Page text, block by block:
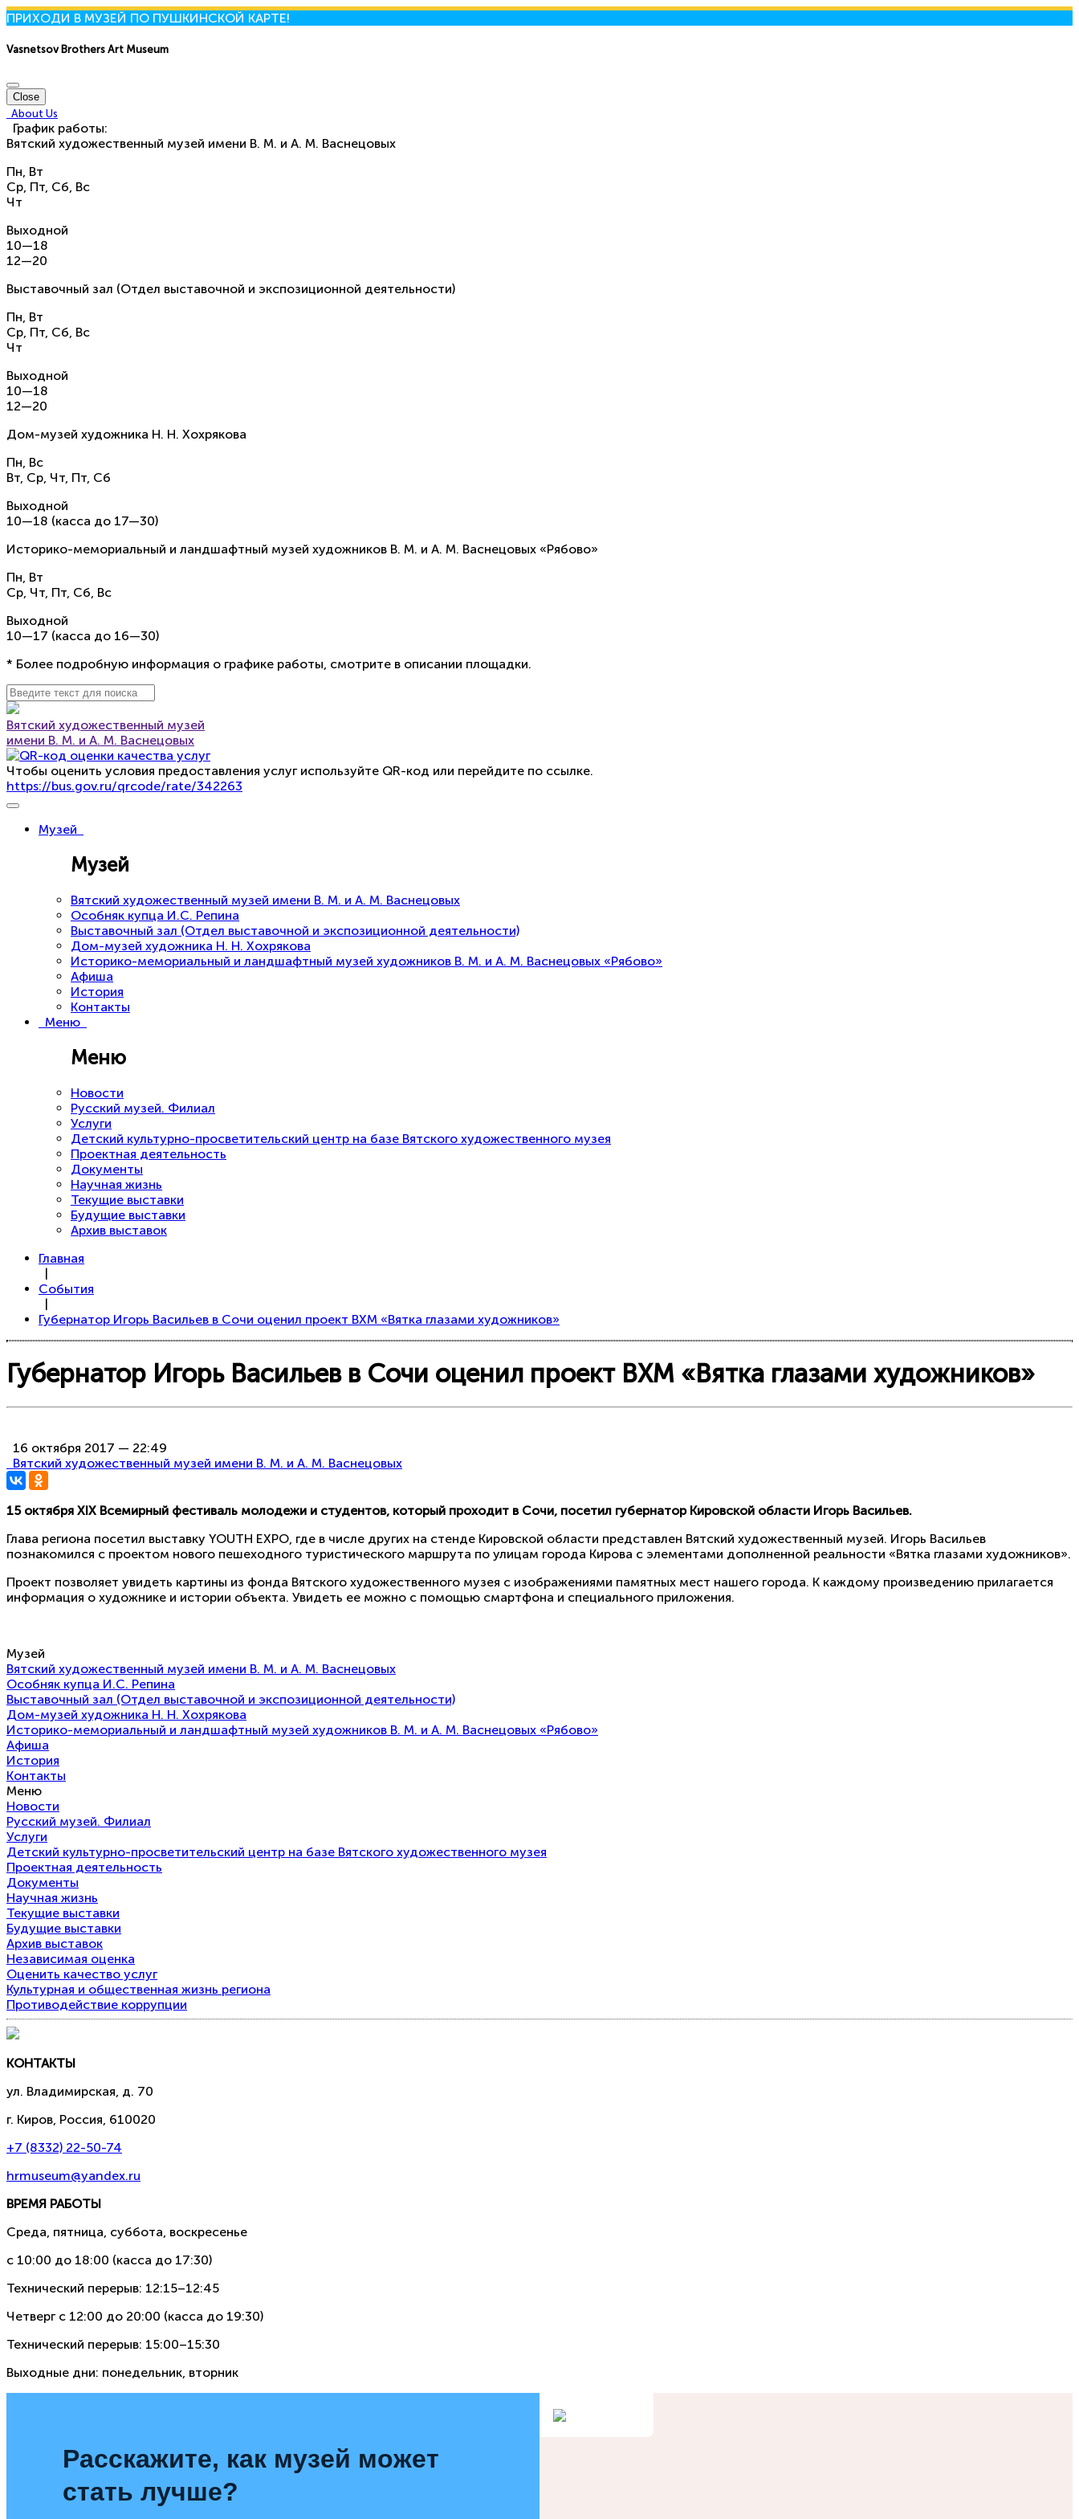
ПРИХОДИ В МУЗЕЙ ПО ПУШКИНСКОЙ КАРТЕ!
Vasnetsov Brothers Art Museum
Close
About Us
График работы:
Вятский художественный музей имени В. М. и А. М. Васнецовых
Пн, Вт
Ср, Пт, Сб, Вс
Чт
Выходной
10—18
12—20
Выставочный зал (Отдел выставочной и экспозиционной деятельности)
Пн, Вт
Ср, Пт, Сб, Вс
Чт
Выходной
10—18
12—20
Дом-музей художника Н. Н. Хохрякова
Пн, Вс
Вт, Ср, Чт, Пт, Сб
Выходной
10—18 (касса до 17—30)
Историко-мемориальный и ландшафтный музей художников В. М. и А. М. Васнецовых «Рябово»
Пн, Вт
Ср, Чт, Пт, Сб, Вс
Выходной
10—17 (касса до 16—30)
* Более подробную информация о графике работы, смотрите в описании площадки.
Вятский художественный музей
имени В. М. и А. М. Васнецовых
Чтобы оценить условия предоставления услуг используйте QR-код или перейдите по ссылке.
https://bus.gov.ru/qrcode/rate/342263
Музей
Музей
Вятский художественный музей имени В. М. и А. М. Васнецовых
Особняк купца И.С. Репина
Выставочный зал (Отдел выставочной и экспозиционной деятельности)
Дом-музей художника Н. Н. Хохрякова
Историко-мемориальный и ландшафтный музей художников В. М. и А. М. Васнецовых «Рябово»
Афиша
История
Контакты
Меню
Меню
Новости
Русский музей. Филиал
Услуги
Детский культурно-просветительский центр на базе Вятского художественного музея
Проектная деятельность
Документы
Научная жизнь
Текущие выставки
Будущие выставки
Архив выставок
Главная
|
События
|
Губернатор Игорь Васильев в Сочи оценил проект ВХМ «Вятка глазами художников»
Губернатор Игорь Васильев в Сочи оценил проект ВХМ «Вятка глазами художников»
16 октября 2017 — 22:49
Вятский художественный музей имени В. М. и А. М. Васнецовых
15 октября XIX Всемирный фестиваль молодежи и студентов, который проходит в Сочи, посетил губернатор Кировской области Игорь Васильев.
Глава региона посетил выставку YOUTH EXPO, где в числе других на стенде Кировской области представлен Вятский художественный музей. Игорь Васильев
познакомился с проектом нового пешеходного туристического маршрута по улицам города Кирова с элементами дополненной реальности «Вятка глазами художников».
Проект позволяет увидеть картины из фонда Вятского художественного музея с изображениями памятных мест нашего города. К каждому произведению прилагается
информация о художнике и истории объекта. Увидеть ее можно с помощью смартфона и специального приложения.
Музей
Вятский художественный музей имени В. М. и А. М. Васнецовых
Особняк купца И.С. Репина
Выставочный зал (Отдел выставочной и экспозиционной деятельности)
Дом-музей художника Н. Н. Хохрякова
Историко-мемориальный и ландшафтный музей художников В. М. и А. М. Васнецовых «Рябово»
Афиша
История
Контакты
Меню
Новости
Русский музей. Филиал
Услуги
Детский культурно-просветительский центр на базе Вятского художественного музея
Проектная деятельность
Документы
Научная жизнь
Текущие выставки
Будущие выставки
Архив выставок
Независимая оценка
Оценить качество услуг
Культурная и общественная жизнь региона
Противодействие коррупции
КОНТАКТЫ
ул. Владимирская, д. 70
г. Киров, Россия, 610020
+7 (8332) 22-50-74
hrmuseum@yandex.ru
ВРЕМЯ РАБОТЫ
Среда, пятница, суббота, воскресенье
с 10:00 до 18:00 (касса до 17:30)
Технический перерыв: 12:15–12:45
Четверг с 12:00 до 20:00 (касса до 19:30)
Технический перерыв: 15:00–15:30
Выходные дни: понедельник, вторник
Расскажите, как музей может
стать лучше?